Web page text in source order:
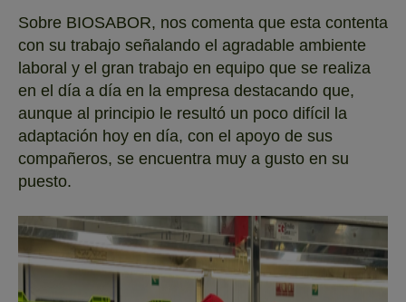
Sobre BIOSABOR, nos comenta que esta contenta
con su trabajo señalando el agradable ambiente
laboral y el gran trabajo en equipo que se realiza
en el día a día en la empresa destacando que,
aunque al principio le resultó un poco difícil la
adaptación hoy en día, con el apoyo de sus
compañeros, se encuentra muy a gusto en su
puesto.